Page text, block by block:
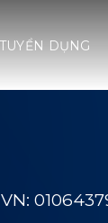
TUYỂN DỤNG